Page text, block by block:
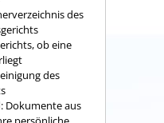
des
ob eine
des
Dokumente aus